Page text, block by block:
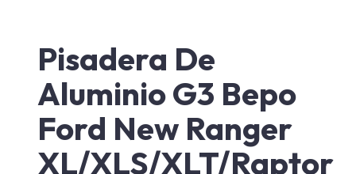
Pisadera De
Aluminio G3 Bepo
Ford New Ranger
XL/XLS/XLT/Raptor